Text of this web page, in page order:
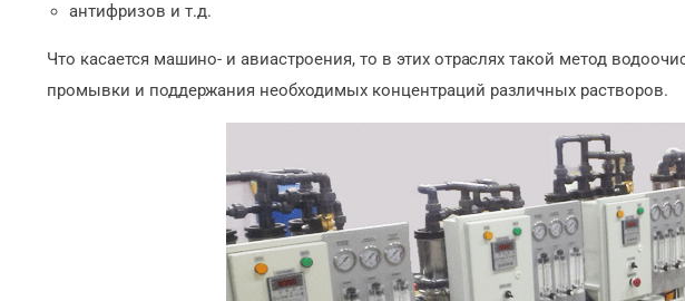
антифризов и т.д.
Что касается машино- и авиастроения, то в этих отраслях такой метод
промывки и поддержания необходимых концентраций различных растворов.